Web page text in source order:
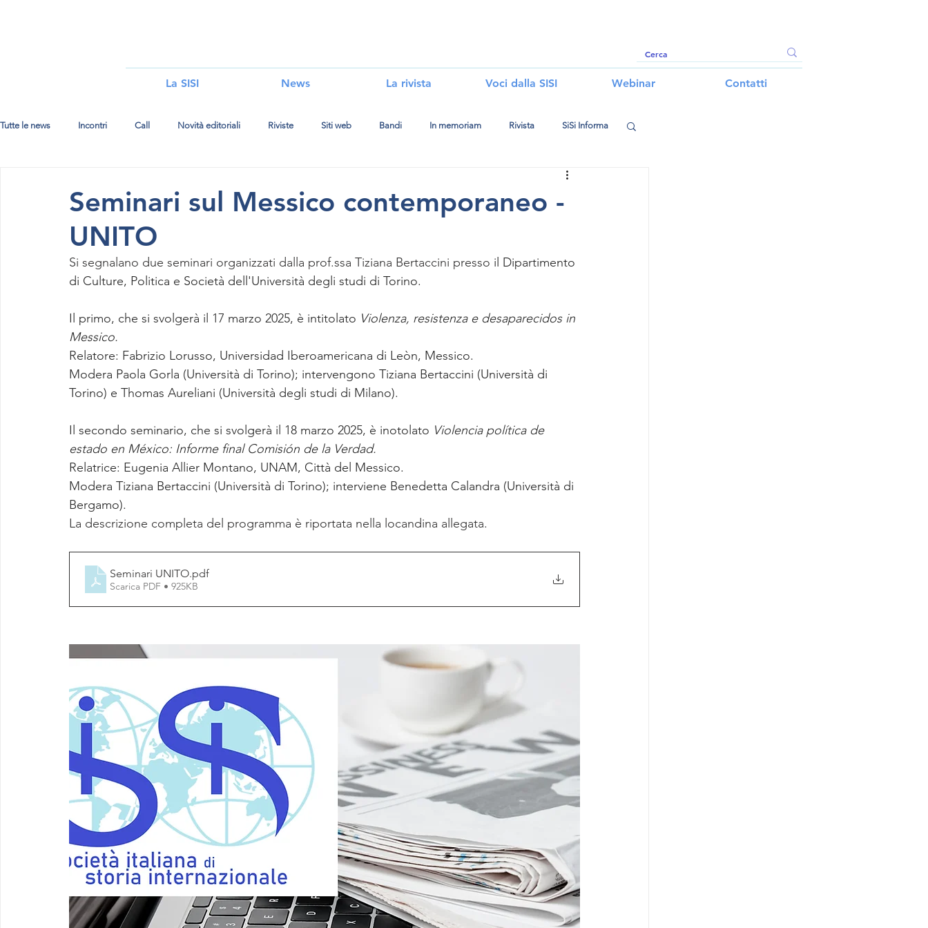
i i
La SISI News La rivista Voci dalla SISI Webinar Contatti
Tutte le news Incontri Call Novità editoriali Riviste Siti web Bandi In memoriam Rivista SiSi Informa
Seminari sul Messico contemporaneo -
UNITO
Si segnalano due seminari organizzati dalla prof.ssa Tiziana Bertaccini presso il Dipartimento
di Culture, Politica e Società dell'Università degli studi di Torino.
Il primo, che si svolgerà il 17 marzo 2025, è intitolato Violenza, resistenza e desaparecidos in
Messico.
Relatore: Fabrizio Lorusso, Universidad Iberoamericana di Leòn, Messico.
Modera Paola Gorla (Università di Torino); intervengono Tiziana Bertaccini (Università di
Torino) e Thomas Aureliani (Università degli studi di Milano).
Il secondo seminario, che si svolgerà il 18 marzo 2025, è inotolato Violencia política de
estado en México: Informe final Comisión de la Verdad.
Relatrice: Eugenia Allier Montano, UNAM, Città del Messico.
Modera Tiziana Bertaccini (Università di Torino); interviene Benedetta Calandra (Università di
Bergamo).
La descrizione completa del programma è riportata nella locandina allegata.
Seminari UNITO.pdf
Scarica PDF • 925KB